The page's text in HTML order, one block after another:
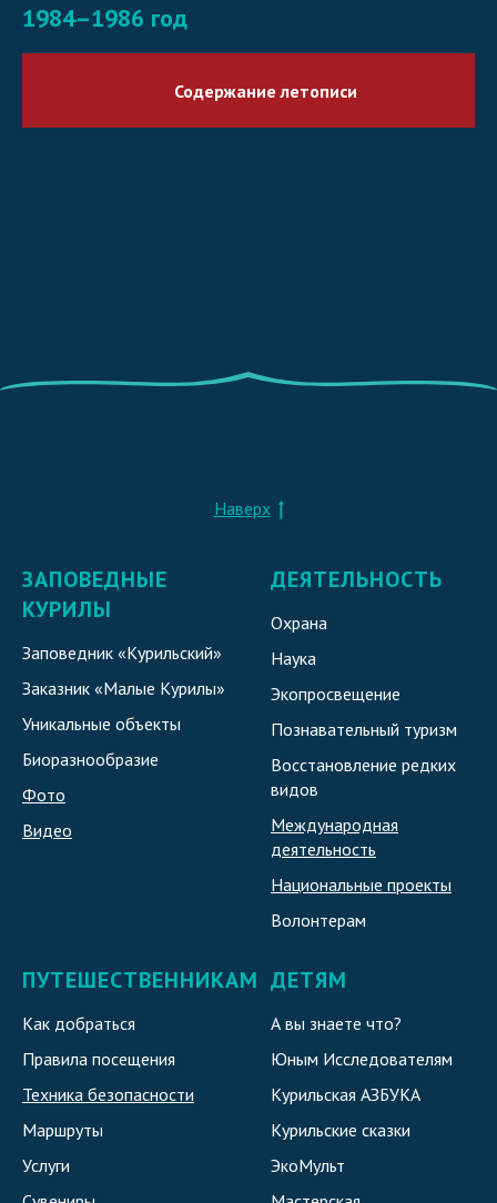
1984–1986 год
Содержание летописи
Наверх
ЗАПОВЕДНЫЕ
КУРИЛЫ
Заповедник «Курильский»
Заказник «Малые Курилы»
Уникальные объекты
Биоразнообразие
Фото
Видео
ДЕЯТЕЛЬНОСТЬ
Охрана
Наука
Экопросвещение
Познавательный туризм
Восстановление редких
видов
Международная
деятельность
Национальные проекты
Волонтерам
ПУТЕШЕСТВЕННИКАМ
Как добраться
Правила посещения
Техника безопасности
Маршруты
Услуги
ДЕТЯМ
А вы знаете что?
Юным Исследователям
Курильская АЗБУКА
Курильские сказки
ЭкоМульт